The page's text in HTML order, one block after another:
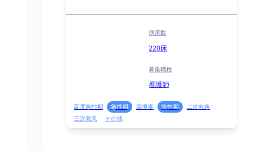
病床数
220床
募集職種
看護師
高度急性期 急性期 回復期 慢性期
二次救急
三次救急
その他